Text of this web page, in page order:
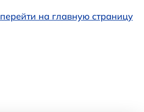
перейти на главную страницу